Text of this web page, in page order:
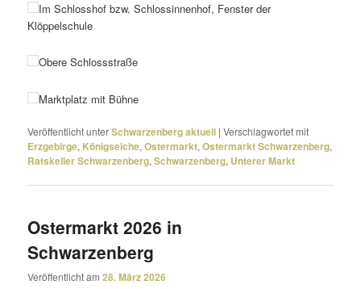
Im Schlosshof bzw. Schlossinnenhof, Fenster der
Klöppelschule
Obere Schlossstraße
Marktplatz mit Bühne
Veröffentlicht unterSchwarzenberg aktuell |Verschlagwortet mit
Erzgebirge, Königseiche,Ostermarkt,Ostermarkt Schwarzenberg,
Ratskeller Schwarzenberg,Schwarzenberg, Unterer Markt
Ostermarkt 2026 in
Schwarzenberg
Veröffentlicht am28. März 2026